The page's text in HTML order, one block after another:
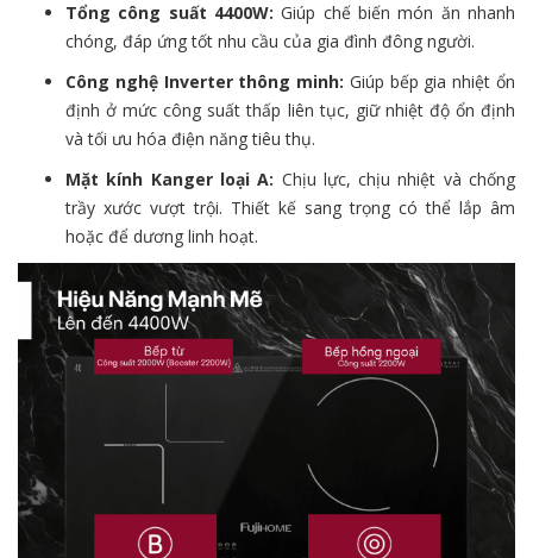
Tổng công suất 4400W: Giúp chế biến món ăn nhanh
chóng, đáp ứng tốt nhu cầu của gia đình đông người.
Công nghệ Inverter thông minh: Giúp bếp gia nhiệt ổn
định ở mức công suất thấp liên tục, giữ nhiệt độ ổn định
và tối ưu hóa điện năng tiêu thụ.
Mặt kính Kanger loại A: Chịu lực, chịu nhiệt và chống
trầy xước vượt trội. Thiết kế sang trọng có thể lắp âm
hoặc để dương linh hoạt.